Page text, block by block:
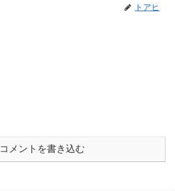
トアヒ
コメントを書き込む